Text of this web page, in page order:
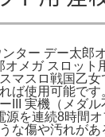
ター デー太郎
メガ スロッ
マスロ戦国乙
ば使用可能で
III 実機（メダ
を連続8時間
な傷や汚れがあ